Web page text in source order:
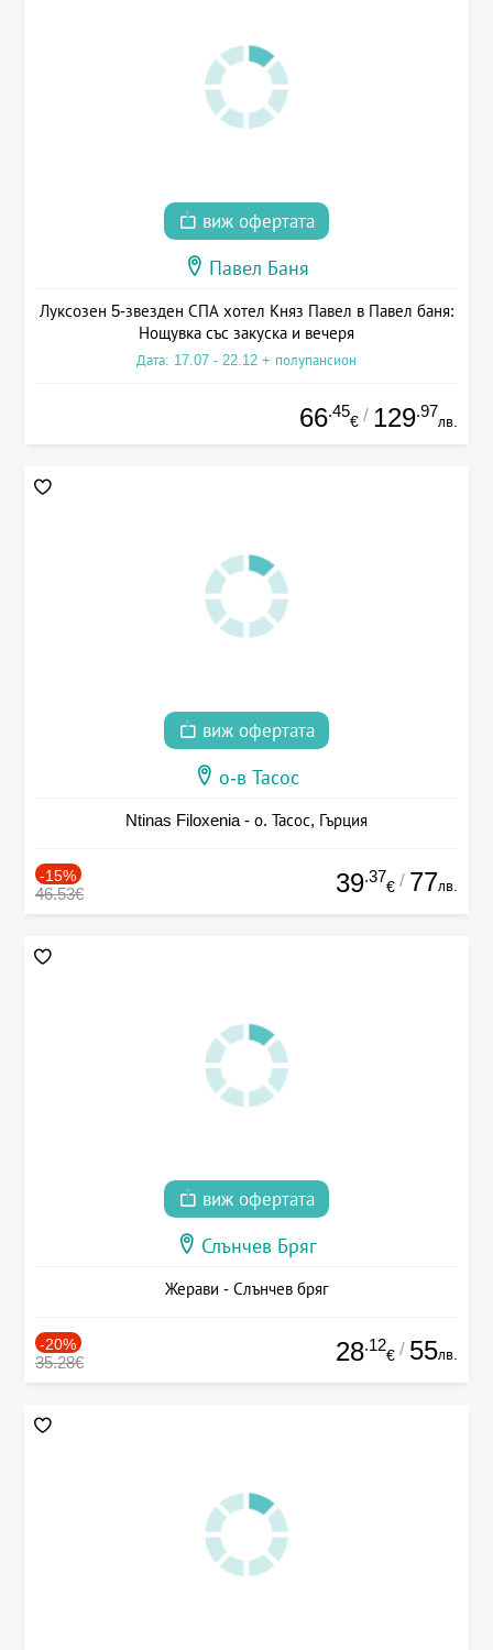
виж офертата
Павел Баня
Луксозен 5-звезден СПА хотел Княз Павел в Павел баня:
Нощувка със закуска и вечеря
Дата: 17.07 - 22.12 + полупансион
66.45
€ / 129.97
лв.
виж офертата
о-в Тасос
Ntinas Filoxenia - о. Тасос, Гърция
-15%
46.53€ 39.37
€ / 77лв.
виж офертата
Слънчев Бряг
Жерави - Слънчев бряг
-20%
35.28€ 28.12
€ / 55лв.